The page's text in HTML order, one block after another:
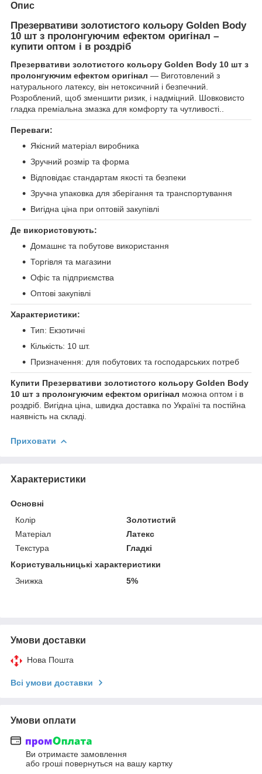
Опис
Презервативи золотистого кольору Golden Body
10 шт з пролонгуючим ефектом оригінал –
купити оптом і в роздріб
Презервативи золотистого кольору Golden Body 10 шт з
пролонгуючим ефектом оригінал — Виготовлений з
натурального латексу, він нетоксичний і безпечний.
Розроблений, щоб зменшити ризик, і надміцний. Шовковисто
гладка преміальна змазка для комфорту та чутливості..
Переваги:
Якісний матеріал виробника
Зручний розмір та форма
Відповідає стандартам якості та безпеки
Зручна упаковка для зберігання та транспортування
Вигідна ціна при оптовій закупівлі
Де використовують:
Домашнє та побутове використання
Торгівля та магазини
Офіс та підприємства
Оптові закупівлі
Характеристики:
Тип: Екзотичні
Кількість: 10 шт.
Призначення: для побутових та господарських потреб
Купити Презервативи золотистого кольору Golden Body
10 шт з пролонгуючим ефектом оригінал можна оптом і в
роздріб. Вигідна ціна, швидка доставка по Україні та постійна
наявність на складі.
Приховати
Характеристики
Основні
Колір
Золотистий
Матеріал
Латекс
Текстура
Гладкі
Користувальницькі характеристики
Знижка
5%
Умови доставки
Нова Пошта
Всі умови доставки
Умови оплати
Ви отримаєте замовлення
або гроші повернуться на вашу картку